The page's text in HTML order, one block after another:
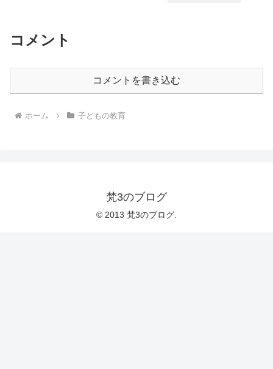
コメント
コメントを書き込む
ホーム 子どもの教育
梵3のブログ
© 2013 梵3のブログ.